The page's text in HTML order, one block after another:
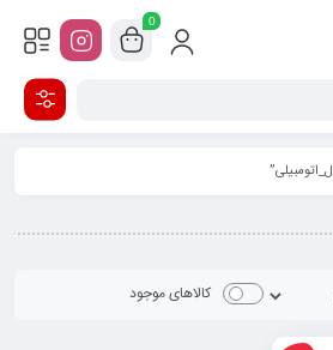
0
کالاهای موجود